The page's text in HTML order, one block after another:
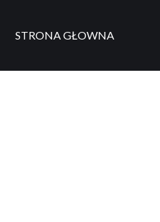
STRONA GŁOWNA